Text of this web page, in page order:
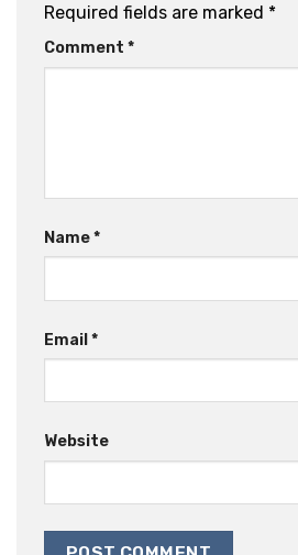
Required fields are marked *
Comment *
Name*
Email *
Website